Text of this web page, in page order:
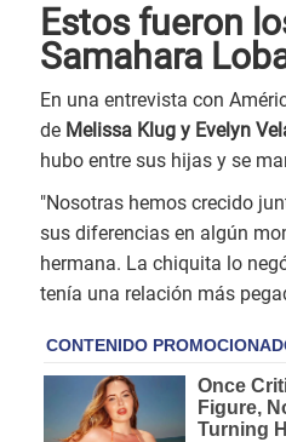
Estos fueron
Samahara
En una entrevista con
de Melissa Klug y Evelyn
hubo entre sus hijas y se
"Nosotras hemos crecido
sus diferencias en algún
hermana. La chiquita lo
tenía una relación más